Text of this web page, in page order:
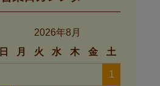
2026年8月
日
月 火 水 木 金 土
1